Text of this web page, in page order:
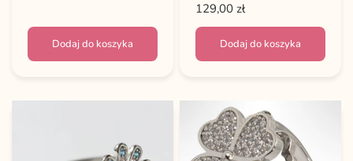
Dodaj do koszyka
129,00 zł
Dodaj do koszyka